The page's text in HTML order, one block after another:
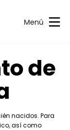
Menú
de
nacidos. Para
así como